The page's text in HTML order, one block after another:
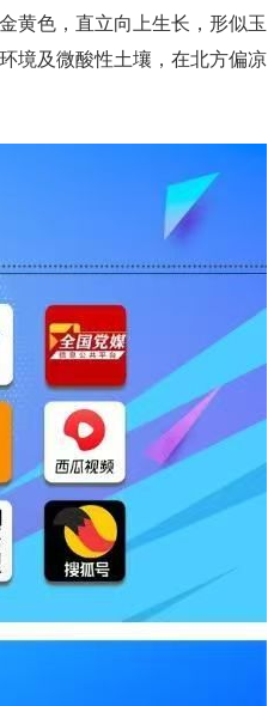
黄色，直立向上生长，形似玉
境及微酸性土壤，在北方偏凉